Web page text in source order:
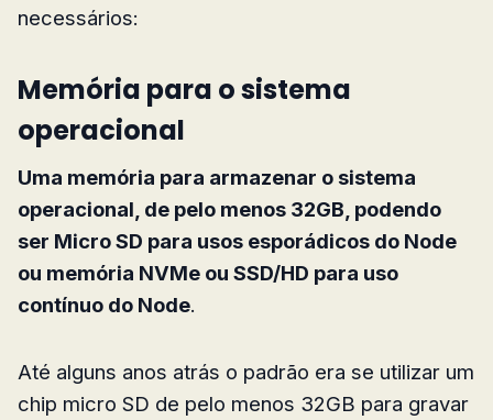
necessários:
Memória para o sistema
operacional
Uma memória para armazenar o sistema
operacional, de pelo menos 32GB, podendo
ser Micro SD para usos esporádicos do Node
ou memória NVMe ou SSD/HD para uso
contínuo do Node.
Até alguns anos atrás o padrão era se utilizar um
chip micro SD de pelo menos 32GB para gravar